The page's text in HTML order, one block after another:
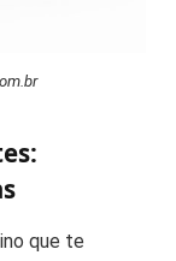
que te